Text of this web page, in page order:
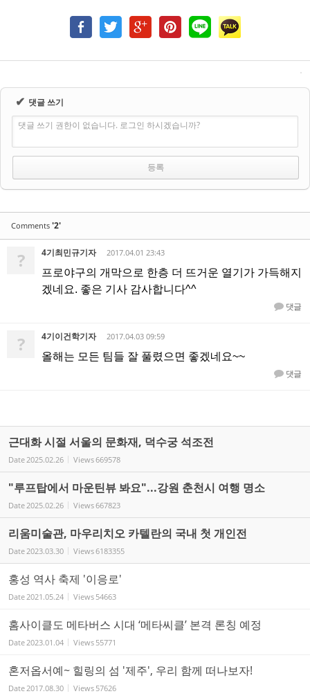
✔ 댓글 쓰기
댓글 쓰기 권한이 없습니다. 로그인 하시겠습니까?
Comments '2'
? 4기최민규기자 2017.04.01 23:43
프로야구의 개막으로 한층 더 뜨거운 열기가 가득해지
겠네요. 좋은 기사 감사합니다^^
댓글
? 4기이건학기자 2017.04.03 09:59
올해는 모든 팀들 잘 풀렸으면 좋겠네요~~
댓글
근대화 시절 서울의 문화재, 덕수궁 석조전
Date2025.02.26 Views669578
"루프탑에서 마운틴뷰 봐요"...강원 춘천시 여행 명소
Date2025.02.26 Views667823
리움미술관, 마우리치오 카텔란의 국내 첫 개인전
Date2023.03.30 Views6183355
홍성 역사 축제 '이응로'
Date2021.05.24 Views 54663
홈사이클도 메타버스 시대 ‘메타씨클’ 본격 론칭 예정
Date2023.01.04 Views 55771
혼저옵서예~ 힐링의 섬 '제주', 우리 함께 떠나보자!
Date2017.08.30 Views 57626